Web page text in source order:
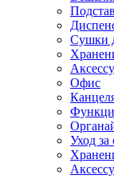
Сушки
Офис
Уход